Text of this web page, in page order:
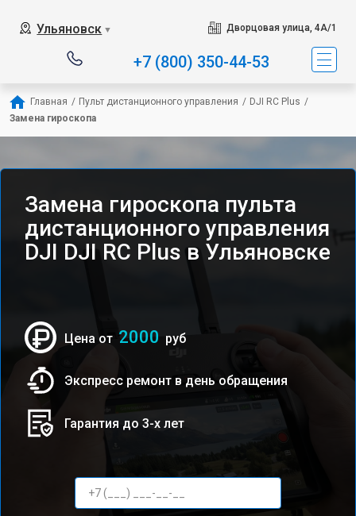
Ульяновск ▼ Дворцовая улица, 4А/1
+7 (800) 350-44-53
Главная / Пульт дистанционного управления / DJI RC Plus /
Замена гироскопа
Замена гироскопа пульта
дистанционного управления
DJI DJI RC Plus в Ульяновске
Цена от 2000 руб
Экспресс ремонт в день обращения
Гарантия до 3-х лет